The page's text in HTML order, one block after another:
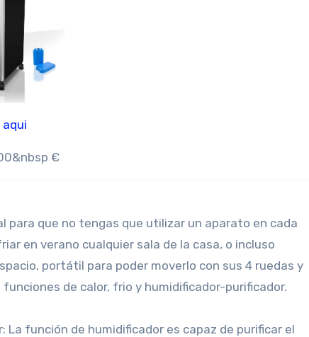
aqui
€
para que no tengas que utilizar un aparato en cada
en verano cualquier sala de la casa, o incluso
portátil para poder moverlo con sus 4 ruedas y
de calor, frio y humidificador-purificador.
La función de humidificador es capaz de purificar el